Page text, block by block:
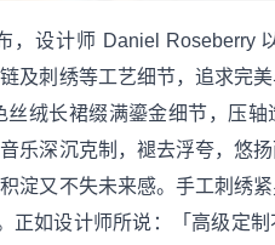
，设计师 Daniel Roseberry
及刺绣等工艺细节，追求完
绒长裙缀满鎏金细节，压
乐深沉克制，褪去浮夸，悠
淀又不失未来感。手工刺绣
正如设计师所说：「高级定